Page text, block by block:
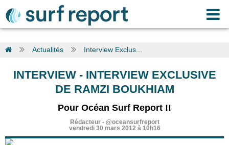
Actualités Interview Exclus...
INTERVIEW- INTERVIEW EXCLUSIVE
DE RAMZI BOUKHIAM
Pour Océan Surf Report !!
Rédacteur- @oceansurfreport
vendredi 30 mars 2012 à 10h16